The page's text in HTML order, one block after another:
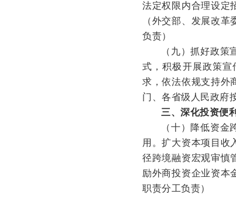
法定权限内合理设定
（外交部、发展改
负责）
（九）抓好政策
式，积极开展政策
求，依法依规支持外
门、各省级人民政府
三、深化投资便
（十）降低资金
用。扩大资本项目收
径跨境融资宏观审慎
励外商投资企业资本
职责分工负责）